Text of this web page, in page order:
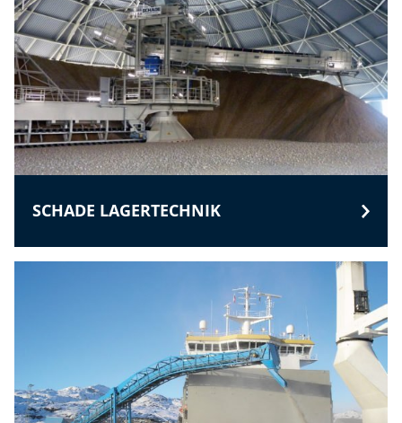
SCHADE LAGERTECHNIK